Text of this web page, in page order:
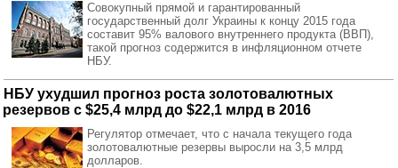
Совокупный прямой и гарантированный
государственный долг Украины к концу 2015 года
составит 95% валового внутреннего продукта (ВВП),
такой прогноз содержится в инфляционном отчете
НБУ.
НБУ ухудшил прогноз роста золотовалютных
резервов с $25,4 млрд до $22,1 млрд в 2016
Регулятор отмечает, что с начала текущего года
золотовалютные резервы выросли на 3,5 млрд
долларов.